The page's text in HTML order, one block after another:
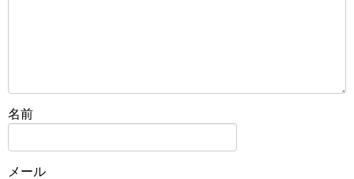
名前
メール